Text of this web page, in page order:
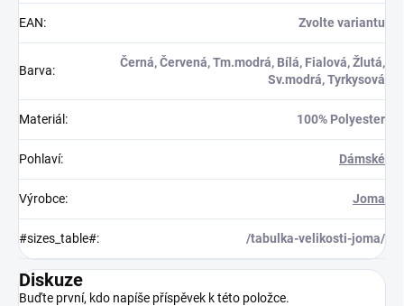
EAN: Zvolte variantu
Barva:
Černá, Červená, Tm.modrá, Bílá, Fialová, Žlutá,
Sv.modrá, Tyrkysová
Materiál : 100% Polyester
Pohlaví: Dámské
Výrobce: Joma
#sizes_table#: /tabulka-velikosti-joma/
Diskuze
Buďte první, kdo napíše příspěvek k této položce.